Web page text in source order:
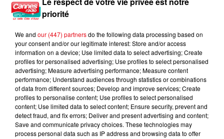
Nuits des étoiles 2026 : trois soirées pour observer le ciel et...
priorité
We and our (447) partnersdo the following data processing based on
your consent and/or our legitimate interest: Store and/or access
information on a device; Use limited data to select advertising; Create
profiles for personalised advertising; Use profiles to select personalised
advertising; Measure advertising performance; Measure content
performance; Understand audiences through statistics or combinations
of data from different sources; Develop and improve services; Create
profiles to personalise content; Use profiles to select personalised
content; Use limited data to select content; Ensure security, prevent and
detect fraud, and fix errors; Deliver and present advertising and content;
Save and communicate privacy choices. These technologies may
process personal data such as IP address and browsing data to offer